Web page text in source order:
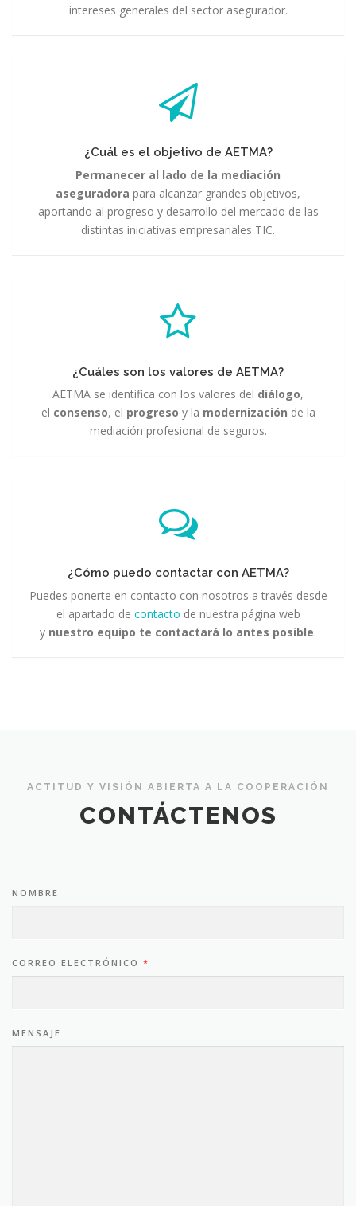
intereses generales del sector asegurador.
¿Cuál es el objetivo de AETMA?
Permanecer al lado de la mediación
aseguradora para alcanzar grandes objetivos,
aportando al progreso y desarrollo del mercado de las
distintas iniciativas empresariales TIC.
¿Cuáles son los valores de AETMA?
AETMA se identifica con los valores del diálogo,
el consenso, el progreso y la modernización de la
mediación profesional de seguros.
¿Cómo puedo contactar con AETMA?
Puedes ponerte en contacto con nosotros a través desde
el apartado de contacto de nuestra página web
y nuestro equipo te contactará lo antes posible.
ACTITUD Y VISIÓN ABIERTA A LA COOPERACIÓN
CONTÁCTENOS
NOMBRE
CORREO ELECTRÓNICO *
MENSAJE